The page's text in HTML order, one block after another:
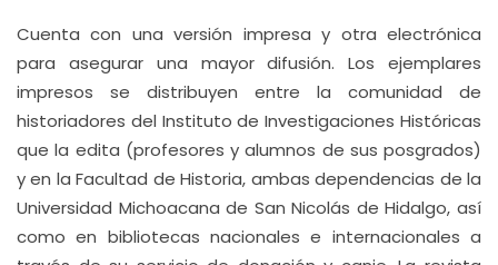
Cuenta con una versión impresa y otra electrónica
para asegurar una mayor difusión. Los ejemplares
impresos se distribuyen entre la comunidad de
historiadores del Instituto de Investigaciones Históricas
que la edita (profesores y alumnos de sus posgrados)
y en la Facultad de Historia, ambas dependencias de la
Universidad Michoacana de San Nicolás de Hidalgo, así
como en bibliotecas nacionales e internacionales a